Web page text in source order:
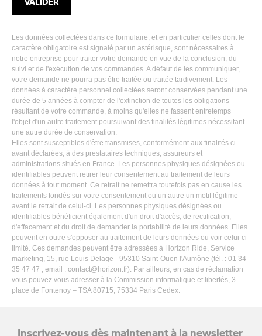
Les données collectées dans ce formulaire, et en particulier celles dont le
caractère obligatoire est signalé par un astérisque, sont nécessaires à
notre entreprise pour traiter votre demande en vue de la conclusion, du
suivi et de l'exécution de vos commandes. A défaut de les communiquer,
votre demande ne pourra pas être traitée ou traitée tardivement. Les
données à caractère personnel collectées seront conservées pendant une
durée de 5 années à compter de l'extinction de toutes les obligations
résultant de votre commande, à moins qu'elles ne fassent entretemps
l'objet d'un autre traitement poursuivant des finalités légitimes nécessitant
une autre durée de conservation.
Elles sont susceptibles d'être transmises, conformément aux finalités ci-
avant déclarées, à des prestataires techniques, assureurs et
administrations situés en France. Les personnes physiques désignées ou
identifiables peuvent retirer leur consentement au traitement de leurs
données à tout moment. Ce retrait ne remettra toutefois pas en cause les
traitements fondés sur votre consentement ou un autre un motif légitime
avant le retrait de celui-ci. Les personnes physiques désignées ou
identifiables bénéficient également d'un droit d'accès, de rectification,
d'effacement et du droit de demander la portabilité de leurs données. Elles
peuvent en outre s'opposer au traitement de leurs données ou voir celui-ci
limité. Ces demandes peuvent être adressées à Horizon Ride, Service
marketing, 15, rue Louis Delage - 95310 Saint-Ouen l'Aumône (tél. : 01 34
35 47 47 ; email : contact@horizon.fr). Par ailleurs, en cas de réclamation
vous pouvez vous adresser à la Commission informatique et libertés, 3
place de Fontenoy – TSA 80715, 75334 Paris Cedex.
Inscrivez-vous dès maintenant à la newsletter